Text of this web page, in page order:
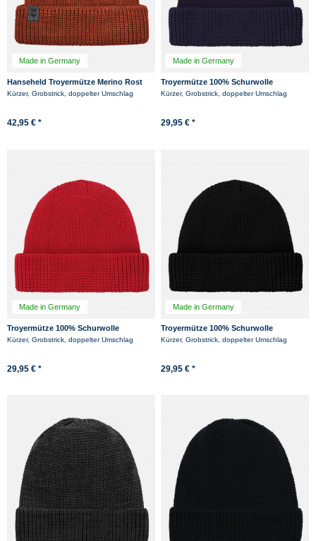
Made in Germany
Hanseheld Troyermütze Merino Rost
Rot GOTS Organic
Kürzer, Grobstrick, doppelter Umschlag
42,95 € *
Made in Germany
Troyermütze 100% Schurwolle
Hanseheld - Strickmütze aus Wolle -
Kürzer, Grobstrick, doppelter Umschlag
29,95 € *
Made in Germany
Troyermütze 100% Schurwolle
Hanseheld - Strickmütze aus Wolle -
Kürzer, Grobstrick, doppelter Umschlag
29,95 € *
Made in Germany
Troyermütze 100% Schurwolle
Hanseheld - Strickmütze aus Wolle -
Kürzer, Grobstrick, doppelter Umschlag
29,95 € *